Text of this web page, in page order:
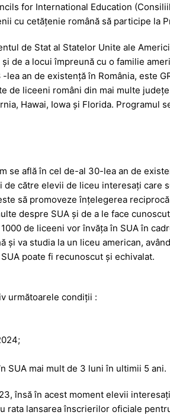
for International Education
cu cetățenie română să participe la
de Stat al Statelor Unite ale
de a locui împreună cu o familie
an de existență în România, este
de liceeni români din mai multe
Hawai, Iowa și Florida. Programul
se află în cel de-al 30-lea an de
către elevii de liceu interesați care
să promoveze înțelegerea
despre SUA și de a le face
de liceeni vor învăța în SUA în
și va studia la un liceu american,
poate fi recunoscut și echivalat.
următoarele condiții :
SUA mai mult de 3 luni în ultimii 5 ani.
însă în acest moment elevii
lansarea înscrierilor oficiale